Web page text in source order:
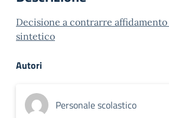
Decisione a contrarre
sintetico
Autori
Personale scolastico